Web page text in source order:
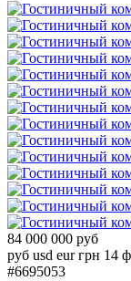
84 000 000 руб
руб usd eur грн 14
#6695053